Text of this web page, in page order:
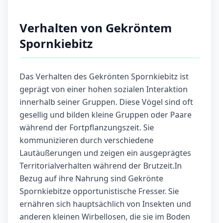
Verhalten von Gekröntem
Spornkiebitz
Das Verhalten des Gekrönten Spornkiebitz ist
geprägt von einer hohen sozialen Interaktion
innerhalb seiner Gruppen. Diese Vögel sind oft
gesellig und bilden kleine Gruppen oder Paare
während der Fortpflanzungszeit. Sie
kommunizieren durch verschiedene
Lautäußerungen und zeigen ein ausgeprägtes
Territorialverhalten während der Brutzeit.In
Bezug auf ihre Nahrung sind Gekrönte
Spornkiebitze opportunistische Fresser. Sie
ernähren sich hauptsächlich von Insekten und
anderen kleinen Wirbellosen, die sie im Boden